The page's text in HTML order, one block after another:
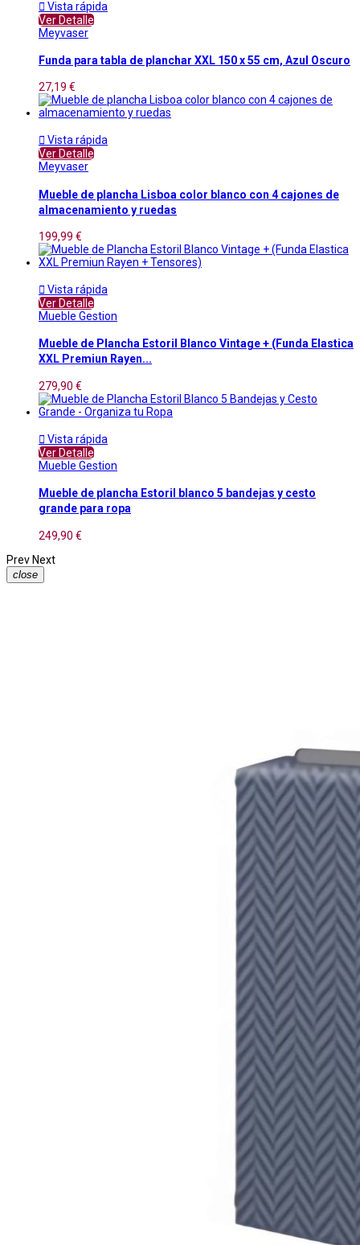
 Vista rápida
Ver Detalle
Meyvaser
Funda para tabla de planchar XXL 150 x 55 cm, Azul Oscuro
27,19 €
 Vista rápida
Ver Detalle
Meyvaser
Mueble de plancha Lisboa color blanco con 4 cajones de
almacenamiento y ruedas
199,99 €
 Vista rápida
Ver Detalle
Mueble Gestion
Mueble de Plancha Estoril Blanco Vintage + (Funda Elastica
XXL Premiun Rayen...
279,90 €
 Vista rápida
Ver Detalle
Mueble Gestion
Mueble de plancha Estoril blanco 5 bandejas y cesto
grande para ropa
249,90 €
PrevNext
close